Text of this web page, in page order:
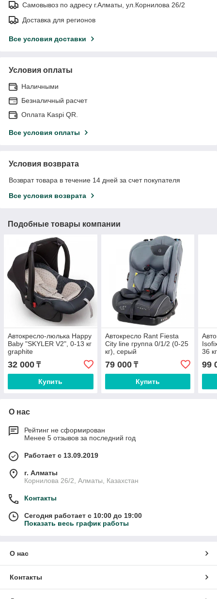
Самовывоз по адресу г.Алматы, ул.Корнилова 26/2
Доставка для регионов
Все условия доставки
Условия оплаты
Наличными
Безналичный расчет
Оплата Kaspi QR.
Все условия оплаты
Условия возврата
Возврат товара в течение 14 дней за счет покупателя
Все условия возврата
Подобные товары компании
Автокресло-люлька Happy
Baby "SKYLER V2", 0-13 кг
graphite
32 000 ₸
Купить
Автокресло Rant Fiesta
City line группа 0/1/2 (0-25
кг), серый
79 000₸
Купить
36
99
О нас
Рейтинг не сформирован
Менее 5 отзывов за последний год
Работает с 13.09.2019
г. Алматы
Корнилова 26/2, Алматы, Казахстан
Контакты
Сегодня работает с 10:00 до 19:00
Показать весь график работы
О нас
Контакты